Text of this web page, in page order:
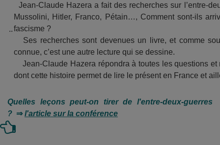
..
Jean-Claude Hazera a fait des recherches sur l’entre-
Mussolini, Hitler, Franco, Pétain…, Comment sont-ils
fascisme ?
Ses recherches sont devenues un livre, et comme
connue, c’est une autre lecture qui se dessine.
Jean-Claude Hazera répondra à toutes les questions
dont cette histoire permet de lire le présent en France et
Quelles leçonspeut-on tirer de l'entre-deux-guerres
? ⇒l'article sur la conférence